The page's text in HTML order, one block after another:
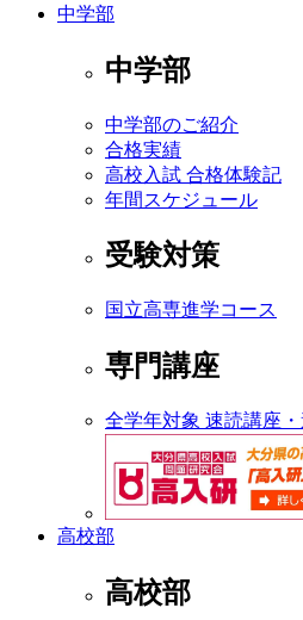
中学部
中学部
中学部のご紹介
合格実績
高校入試 合格体験記
年間スケジュール
受験対策
国立高専進学コース
専門講座
全学年対象 速読講座
高校部
高校部